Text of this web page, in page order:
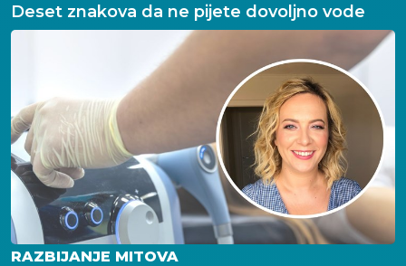
Deset znakova da ne pijete dovoljno vode
RAZBIJANJE MITOVA